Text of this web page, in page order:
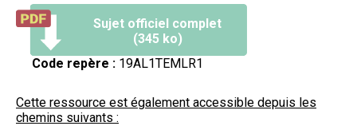
Sujet officiel complet
(345 ko)
Code repère : 19AL1TEMLR1
Cette ressource est également accessible depuis les
chemins suivants :